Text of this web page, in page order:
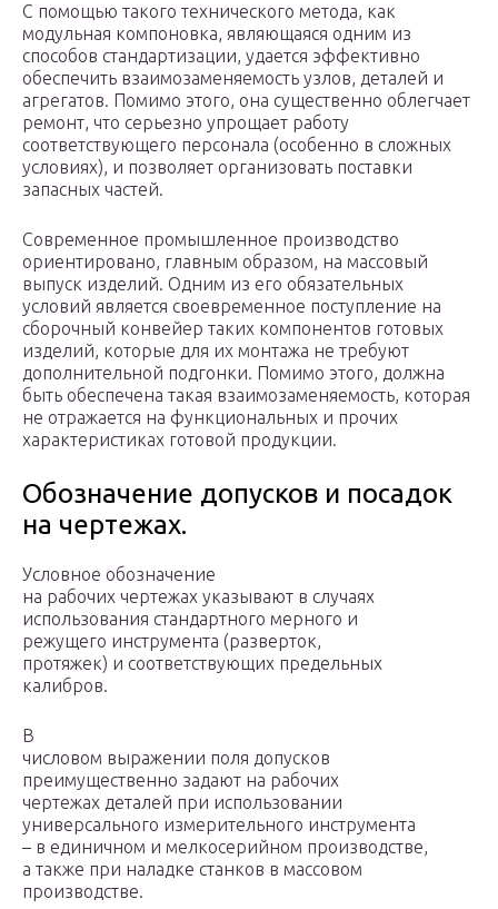
С помощью такого технического метода, как
модульная компоновка, являющаяся одним из
способов стандартизации, удается эффективно
обеспечить взаимозаменяемость узлов, деталей и
агрегатов. Помимо этого, она существенно облегчает
ремонт, что серьезно упрощает работу
соответствующего персонала (особенно в сложных
условиях), и позволяет организовать поставки
запасных частей.
Современное промышленное производство
ориентировано, главным образом, на массовый
выпуск изделий. Одним из его обязательных
условий является своевременное поступление на
сборочный конвейер таких компонентов готовых
изделий, которые для их монтажа не требуют
дополнительной подгонки. Помимо этого, должна
быть обеспечена такая взаимозаменяемость, которая
не отражается на функциональных и прочих
характеристиках готовой продукции.
Обозначение допусков и посадок
на чертежах.
Условное обозначение
на рабочих чертежах указывают в случаях
использования стандартного мерного и
режущего инструмента (разверток,
протяжек) и соответствующих предельных
калибров.
В
числовом выражении поля допусков
преимущественно задают на рабочих
чертежах деталей при использовании
универсального измерительного инструмента
– в единичном и мелкосерийном производстве,
а также при наладке станков в массовом
производстве.